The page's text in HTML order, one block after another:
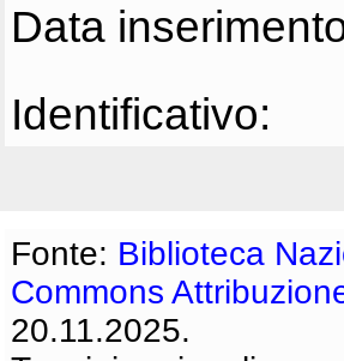
Data
Identificativo:
Fonte: Biblioteca
Commons
20.11.2025.